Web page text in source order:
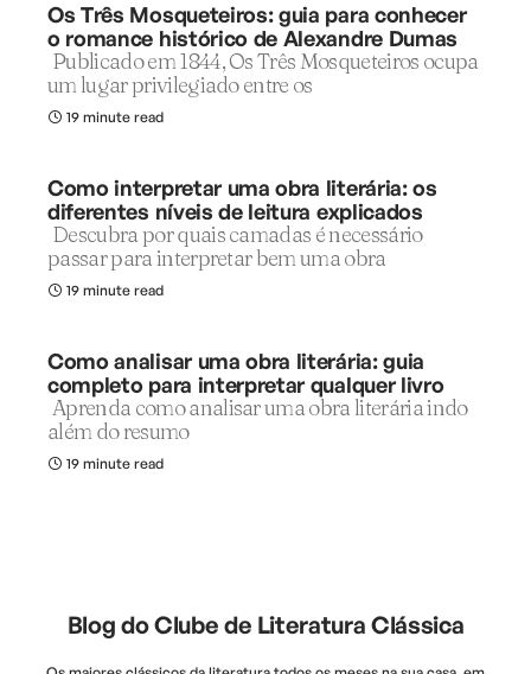
Os Três Mosqueteiros: guia para conhecer
o romance histórico de Alexandre Dumas
Publicado em 1844, Os Três Mosqueteiros ocupa
um lugar privilegiado entre os
19 minute read
Como interpretar uma obra literária: os
diferentes níveis de leitura explicados
Descubra por quais camadas é necessário
passar para interpretar bem uma obra
19 minute read
Como analisar uma obra literária: guia
completo para interpretar qualquer livro
Aprenda como analisar uma obra literária indo
além do resumo
19 minute read
Blog do Clube de Literatura Clássica